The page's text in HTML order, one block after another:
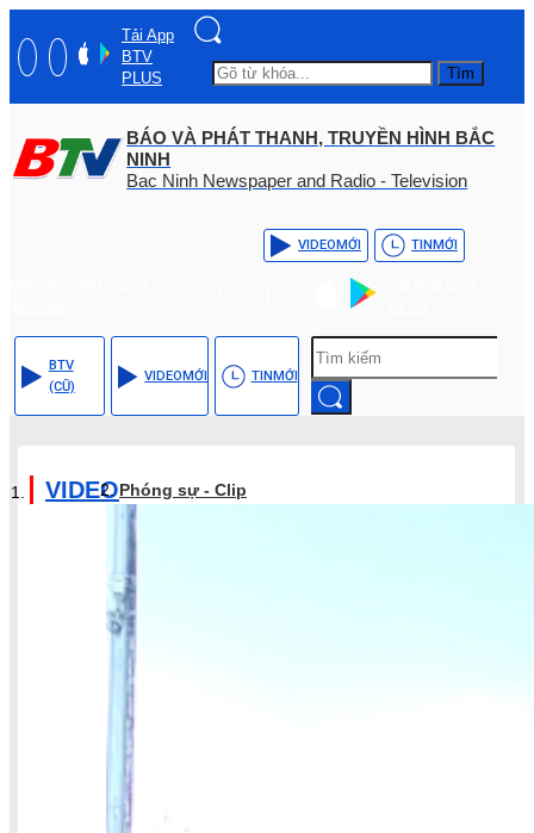
Tải App
BTV
PLUS
Tìm
BÁO VÀ PHÁT THANH, TRUYỀN HÌNH BẮC
NINH
Bac Ninh Newspaper and Radio - Television
VIDEOMỚI TINMỚI
BTV
(CŨ)
VIDEOMỚI TINMỚI
VIDEOPhóng sự - Clip